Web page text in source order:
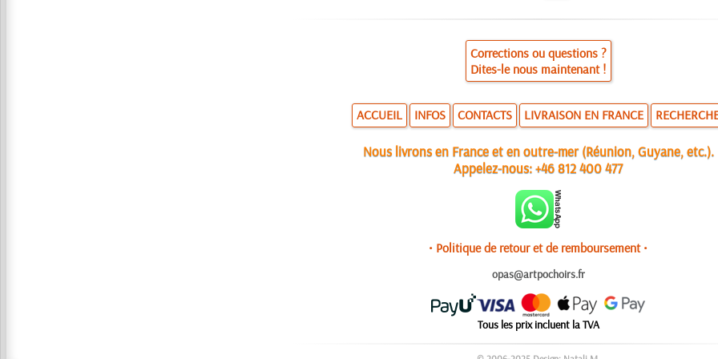
Corrections ou questions ?
Dites-le nous maintenant !
ACCUEIL INFOS CONTACTS LIVRAISON EN FRANCE
Nous livrons en France et en outre-mer (Réunion, Guyane, etc.).
Appelez-nous:+46 812 400 477
• Politique de retour et de remboursement •
opas@artpochoirs.fr
Tous les prix incluent la TVA